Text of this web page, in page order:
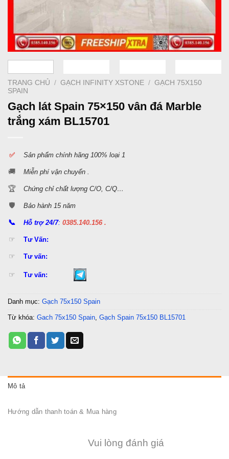
TRANG CHỦ / GẠCH INFINITY XSTONE / GẠCH 75X150
SPAIN
Gạch lát Spain 75×150 vân đá Marble
trắng xám BL15701
✅ Sản phẩm chính hãng 100% loại 1
🚚 Miễn phí vận chuyển .
🏆 Chứng chỉ chất lượng C/O, C/Q…
🛡️ Bảo hành 15 năm
📞 Hỗ trợ 24/7:0385.140.156 .
☞ Tư Vấn:
☞ Tư vấn:
☞ Tư vấn:
Danh mục: Gạch 75x150 Spain
Từ khóa: Gach 75x150 Spain Gạch Spain 75x150 BL15701
Mô tả
Hướng dẫn thanh toán & Mua hàng
Vui lòng đánh giá